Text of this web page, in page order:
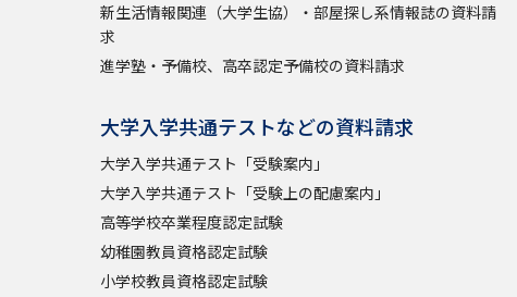
新生活情報関連（大学生協）・部屋探し系情報誌の資料請
求
進学塾・予備校、高卒認定予備校の資料請求
大学入学共通テストなどの資料請求
大学入学共通テスト「受験案内」
大学入学共通テスト「受験上の配慮案内」
高等学校卒業程度認定試験
幼稚園教員資格認定試験
小学校教員資格認定試験